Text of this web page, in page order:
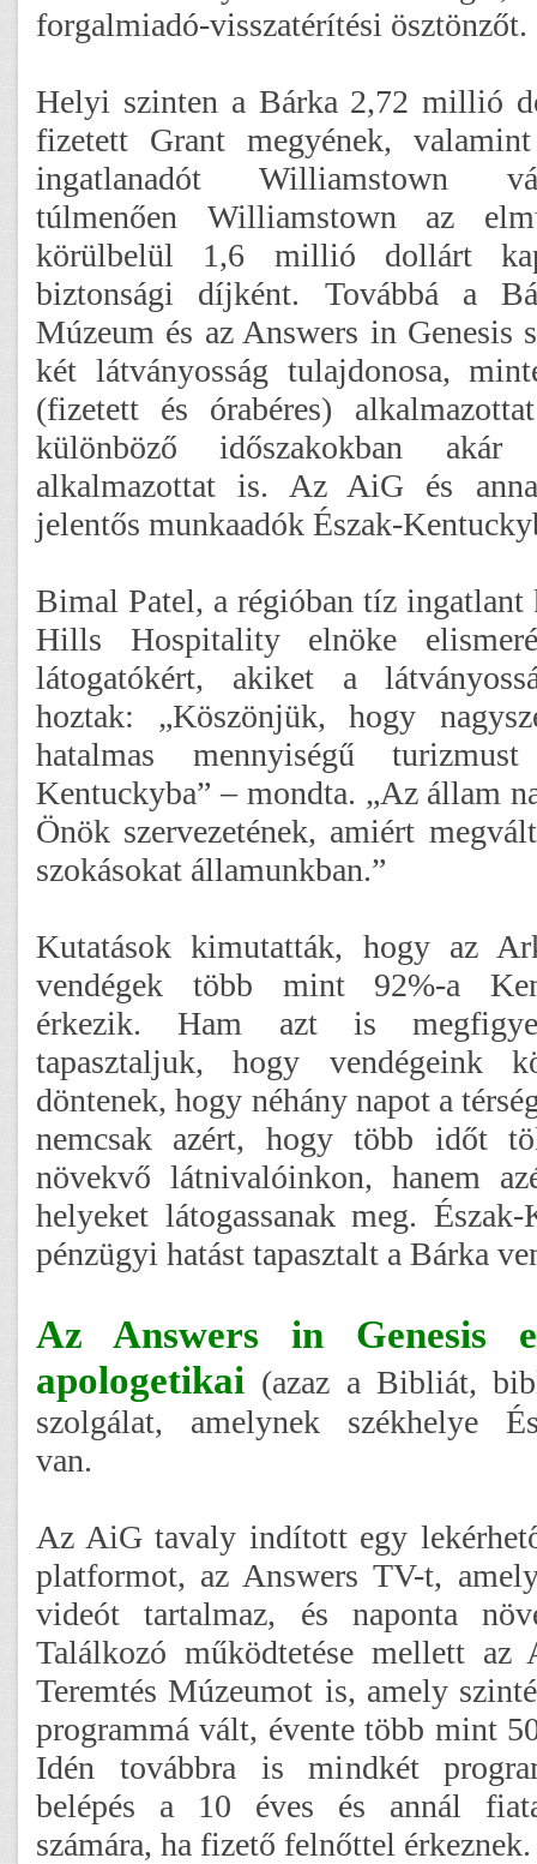
forgalmiadó-visszatérítési ösztönzőt.
Helyi szinten a Bárka 2,72 millió
fizetett Grant megyének,
ingatlanadót Williamstown
túlmenően Williamstown az
körülbelül 1,6 millió dollárt
biztonsági díjként. Továbbá a
Múzeum és az Answers in Genesis
két látványosság tulajdonosa,
(fizetett és órabéres)
különböző időszakokban akár
alkalmazottat is. Az AiG és
jelentős munkaadók Észak-
Bimal Patel, a régióban tíz
Hills Hospitality elnöke
látogatókért, akiket a
hoztak: „Köszönjük, hogy
hatalmas mennyiségű
Kentuckyba” – mondta. „Az állam
Önök szervezetének, amiért
szokásokat államunkban.”
Kutatások kimutatták, hogy az
vendégek több mint 92%-a
érkezik. Ham azt is
tapasztaljuk, hogy vendégeink
döntenek, hogy néhány napot a
nemcsak azért, hogy több időt
növekvő látnivalóinkon, hanem
helyeket látogassanak meg.
pénzügyi hatást tapasztalt a Bárka
Az Answers in Genesis
apologetikai (azaz a Bibliát,
szolgálat, amelynek székhelye
van.
Az AiG tavaly indított egy
platformot, az Answers TV-t,
videót tartalmaz, és naponta
Találkozó működtetése mellett az
Teremtés Múzeumot is, amely
programmá vált, évente több mint
Idén továbbra is mindkét
belépés a 10 éves és annál
számára, ha fizető felnőttel érkeznek.